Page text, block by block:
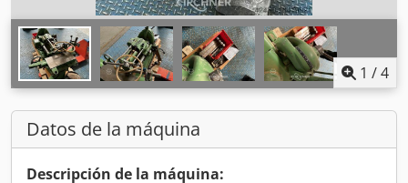
1 /4
Datos de la máquina
Descripción de la máquina: